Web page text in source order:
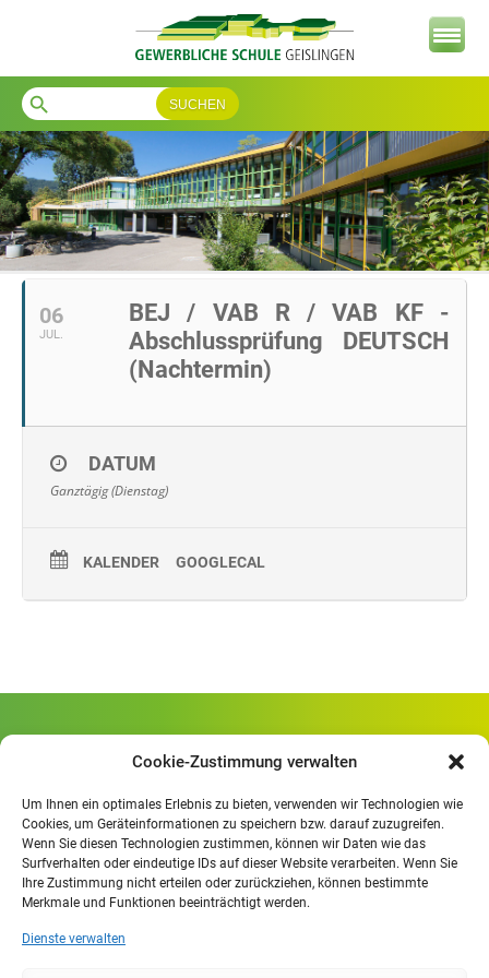
Cookie-Zustimmung verwalten
Um Ihnen ein optimales Erlebnis zu bieten, verwenden wir Technologien wie
Cookies, um Geräteinformationen zu speichern bzw. darauf zuzugreifen.
Wenn Sie diesen Technologien zustimmen, können wir Daten wie das
Surfverhalten oder eindeutige IDs auf dieser Website verarbeiten. Wenn Sie
Ihre Zustimmung nicht erteilen oder zurückziehen, können bestimmte
Merkmale und Funktionen beeinträchtigt werden.
Dienste verwalten
search
06
JUL.
BEJ / VAB R / VAB KF -
Abschlussprüfung DEUTSCH
(Nachtermin)
DATUM
Ganztägig (Dienstag)
KALENDER GOOGLECAL
Rheinlandstraße 80
Öffnungszeiten
Mo. - Fr.
07.30 - 13.00 Uhr
Mo. - Do.
13:30 - 15.30 Uhr